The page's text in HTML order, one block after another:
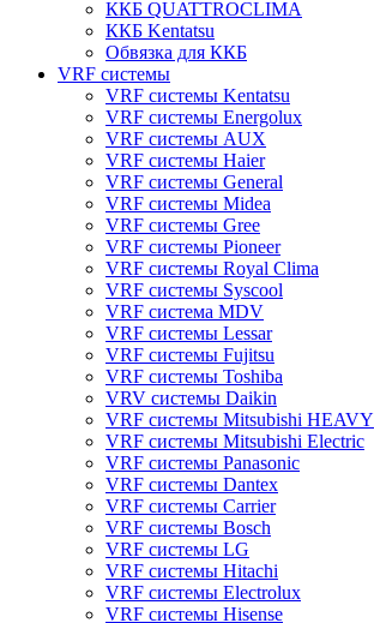
ККБ QUATTROCLIMA
ККБ Kentatsu
Обвязка для ККБ
VRF системы
VRF системы Kentatsu
VRF системы Energolux
VRF системы AUX
VRF системы Haier
VRF системы General
VRF системы Midea
VRF системы Gree
VRF системы Pioneer
VRF системы Royal Clima
VRF системы Syscool
VRF система MDV
VRF системы Lessar
VRF системы Fujitsu
VRF системы Toshiba
VRV системы Daikin
VRF системы Mitsubishi HEAVY
VRF системы Mitsubishi Electric
VRF системы Panasonic
VRF системы Dantex
VRF системы Carrier
VRF системы Bosch
VRF системы LG
VRF системы Hitachi
VRF системы Electrolux
VRF системы Hisense